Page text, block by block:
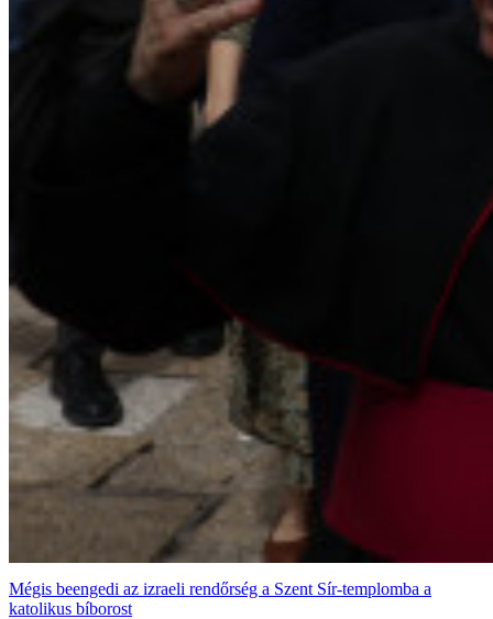
Mégis beengedi az izraeli rendőrség a Szent Sír-templomba a
katolikus bíborost